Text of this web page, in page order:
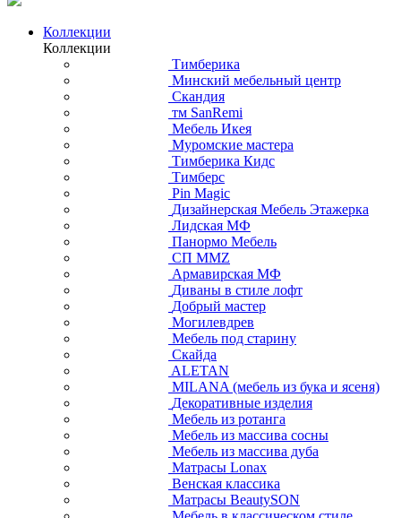
Коллекции
Коллекции
Тимберика
Минский мебельный центр
Скандия
тм SanRemi
Мебель Икея
Муромские мастера
Тимберика Кидс
Тимберс
Pin Magic
Дизайнерская Мебель Этажерка
Лидская МФ
Панормо Мебель
СП ММZ
Армавирская МФ
Диваны в стиле лофт
Добрый мастер
Могилевдрев
Мебель под старину
Скайда
ALETAN
MILANA (мебель из бука и ясеня)
Декоративные изделия
Мебель из ротанга
Мебель из массива сосны
Мебель из массива дуба
Матрасы Lonax
Венская классика
Матрасы BeautySON